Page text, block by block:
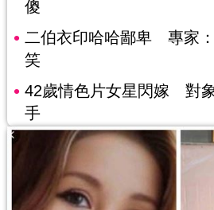
傻
二伯衣印哈哈鄙卑 專家
笑
42歲情色片女星閃嫁 對
手